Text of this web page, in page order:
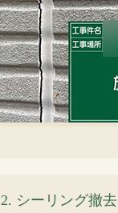
2. シーリング撤去